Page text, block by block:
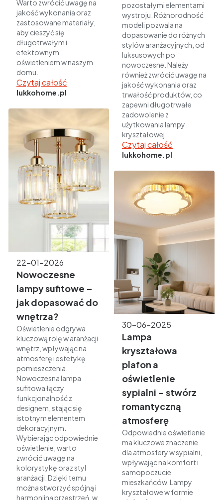
Warto zwrócić uwagę na
jakość wykonania oraz
zastosowane materiały,
aby cieszyć się
długotrwałym i
efektownym
oświetleniem w naszym
domu.
Czytaj całość
lukkohome.pl
22-01-2026
Nowoczesne
lampy sufitowe –
jak dopasować do
wnętrza?
Oświetlenie odgrywa
kluczową rolę w aranżacji
wnętrz, wpływając na
atmosferę i estetykę
pomieszczenia.
Nowoczesna lampa
sufitowa łączy
funkcjonalność z
designem, stając się
istotnym elementem
dekoracyjnym.
Wybierając odpowiednie
oświetlenie, warto
zwrócić uwagę na
kolorystykę oraz styl
aranżacji. Dzięki temu
można stworzyć spójną i
harmonijną przestrzeń, w
pozostałymi elementami
wystroju. Różnorodność
modeli pozwala na
dopasowanie do różnych
stylów aranżacyjnych, od
luksusowych po
nowoczesne. Należy
również zwrócić uwagę na
jakość wykonania oraz
trwałość produktów, co
zapewni długotrwałe
zadowolenie z
użytkowania lampy
kryształowej.
Czytaj całość
lukkohome.pl
30-06-2025
Lampa
kryształowa
plafon a
oświetlenie
sypialni – stwórz
romantyczną
atmosferę
Odpowiednie oświetlenie
ma kluczowe znaczenie
dla atmosfery w sypialni,
wpływając na komfort i
samopoczucie
mieszkańców. Lampy
kryształowe w formie